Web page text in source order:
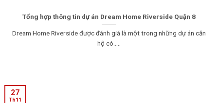
Tổng hợp thông tin dự án Dream Home Riverside Quận 8
Dream Home Riverside được đánh giá là một trong những dự án căn
hộ có.....
27
Th11